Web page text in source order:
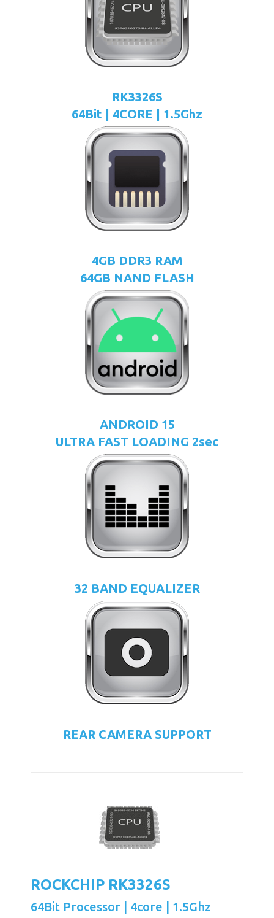
RK3326S
64Bit | 4CORE | 1.5Ghz
4GB DDR3 RAM
64GB NAND FLASH
ANDROID 15
ULTRA FAST LOADING 2sec
32 BAND EQUALIZER
REAR CAMERA SUPPORT
ROCKCHIP RK3326S
64Bit Processor | 4core | 1.5Ghz